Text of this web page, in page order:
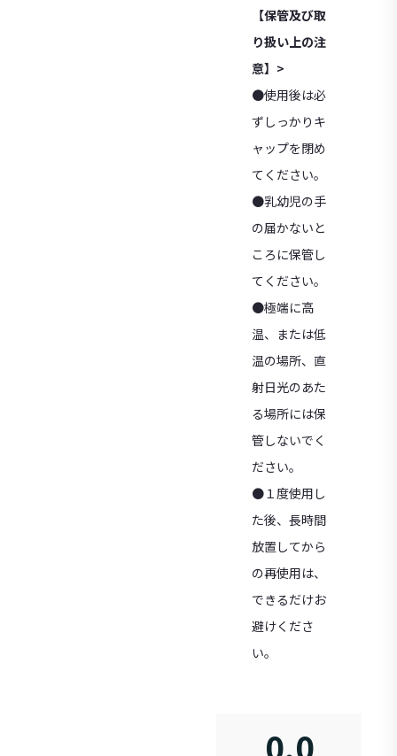
【保管及び取
り扱い上の注
意】>
●使用後は必
ずしっかりキ
ャップを閉め
てください。
●乳幼児の手
の届かないと
ころに保管し
てください。
●極端に高
温、または低
温の場所、直
射日光のあた
る場所には保
管しないでく
ださい。
●１度使用し
た後、長時間
放置してから
の再使用は、
できるだけお
避けくださ
い。
0.0